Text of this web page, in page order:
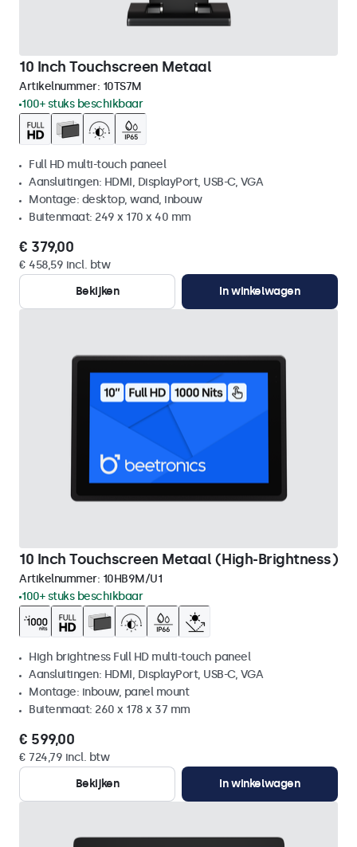
10 Inch Touchscreen Metaal
Artikelnummer: 10TS7M
100+ stuks beschikbaar
Full HD multi-touch paneel
Aansluitingen: HDMI, DisplayPort, USB-C, VGA
Montage: desktop, wand, inbouw
Buitenmaat: 249 x 170 x 40 mm
€ 379,00
€ 458,59 incl. btw
Bekijken
In winkelwagen
10 Inch Touchscreen Metaal (High-Brightness)
Artikelnummer: 10HB9M/U1
100+ stuks beschikbaar
High brightness Full HD multi-touch paneel
Aansluitingen: HDMI, DisplayPort, USB-C, VGA
Montage: inbouw, panel mount
Buitenmaat: 260 x 178 x 37 mm
€ 599,00
€ 724,79 incl. btw
Bekijken
In winkelwagen